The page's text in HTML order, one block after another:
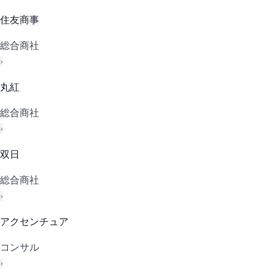
住友商事
総合商社
›
丸紅
総合商社
›
双日
総合商社
›
アクセンチュア
コンサル
›